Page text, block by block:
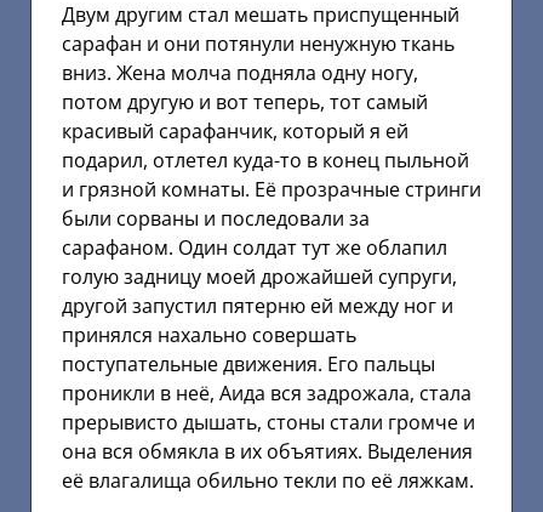
Двум другим стал мешать приспущенный
сарафан и они потянули ненужную ткань
вниз. Жена молча подняла одну ногу,
потом другую и вот теперь, тот самый
красивый сарафанчик, который я ей
подарил, отлетел куда-то в конец пыльной
и грязной комнаты. Её прозрачные стринги
были сорваны и последовали за
сарафаном. Один солдат тут же облапил
голую задницу моей дрожайшей супруги,
другой запустил пятерню ей между ног и
принялся нахально совершать
поступательные движения. Его пальцы
проникли в неё, Аида вся задрожала, стала
прерывисто дышать, стоны стали громче и
она вся обмякла в их объятиях. Выделения
её влагалища обильно текли по её ляжкам.